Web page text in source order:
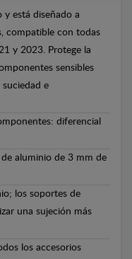
y está diseñado a
compatible con todas
y 2023. Protege la
sensibles
e
diferencial
de aluminio de 3 mm de
los soportes de
una sujeción más
los accesorios